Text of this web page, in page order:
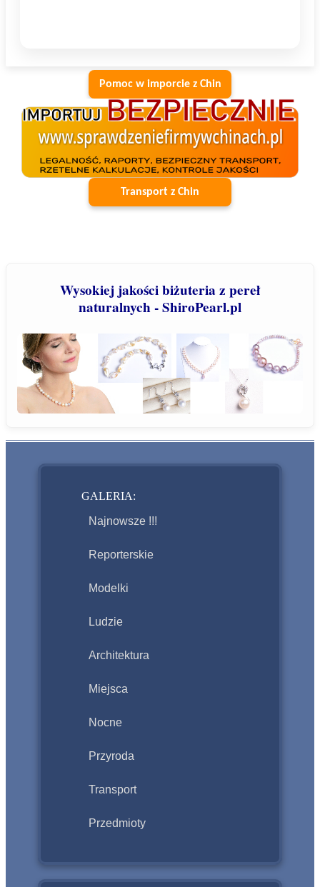
Pomoc w imporcie z Chin
Transport z Chin
Wysokiej jakości biżuteria z pereł
naturalnych - ShiroPearl.pl
GALERIA:
Najnowsze !!!
Reporterskie
Modelki
Ludzie
Architektura
Miejsca
Nocne
Przyroda
Transport
Przedmioty